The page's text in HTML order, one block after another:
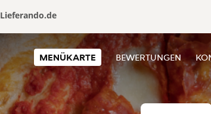
Lieferando.de
MENÜKARTE BEWERTUNGEN